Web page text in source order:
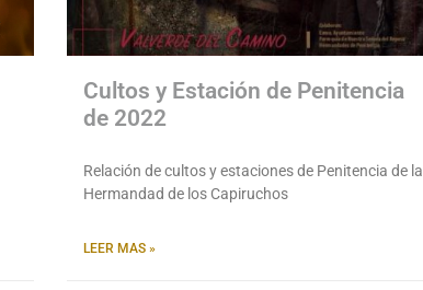
Cultos y Estación de Penitencia
de 2022
Relación de cultos y estaciones de Penitencia de la
Hermandad de los Capiruchos
LEER MAS »